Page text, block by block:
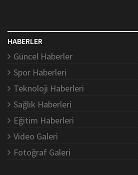
HABERLER
Güncel Haberler
Spor Haberleri
Teknoloji Haberleri
Sağlık Haberleri
Eğitim Haberleri
Video Galeri
Fotoğraf Galeri